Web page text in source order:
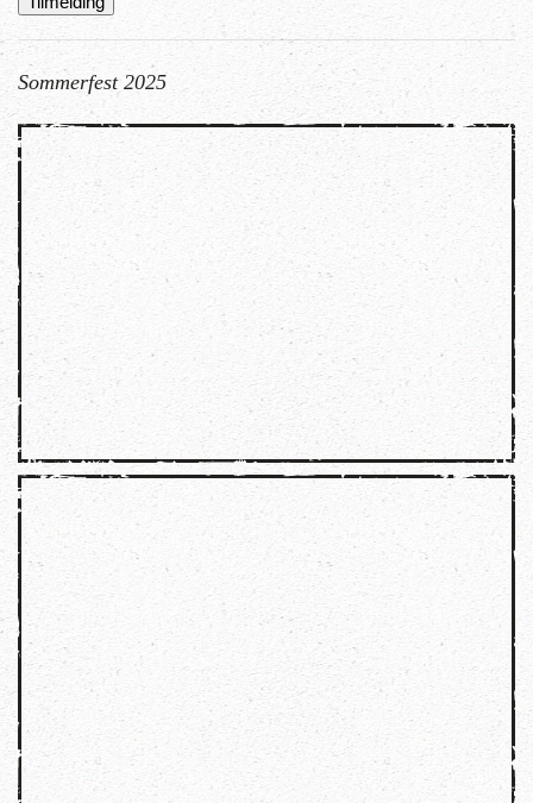
Sommerfest 2025